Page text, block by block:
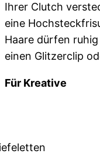
Ihrer Clutch
eine
Haare dürfen
einen Glitzerclip
Für Kreative